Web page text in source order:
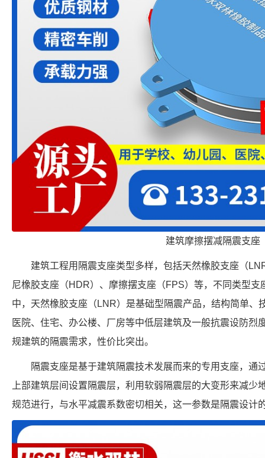
建筑摩擦摆减隔震支座
建筑工程用隔震支座类型多样，包括天然橡胶支座（
尼橡胶支座（HDR）、摩擦摆支座（FPS）等，不同类型
中，天然橡胶支座（LNR）是基础型隔震产品，结构简单、
医院、住宅、办公楼、厂房等中低层建筑及一般抗震设防烈
规建筑的隔震需求，性价比突出。
隔震支座是基于建筑隔震技术发展而来的专用支座，通
上部建筑层间设置隔震层，利用软弱隔震层的大变形来减少
规范进行，与水平减震系数密切相关，这一参数是隔震设计